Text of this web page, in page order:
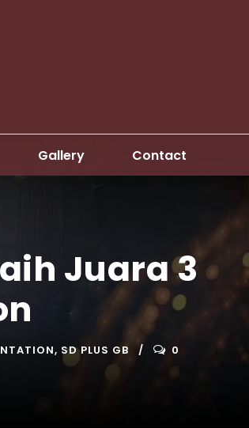
Gallery Contact
Juara 3
, SD PLUS GB 0